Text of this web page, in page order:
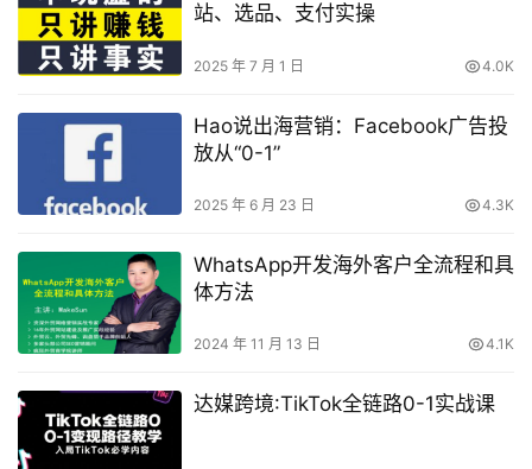
站、选品、支付实操
2025 年 7 月 1 日 4.0K
Hao说出海营销：Facebook广告投
放从“0-1”
2025 年 6 月 23 日 4.3K
WhatsApp开发海外客户全流程和具
体方法
2024 年 11 月 13 日 4.1K
达媒跨境:TikTok全链路0-1实战课